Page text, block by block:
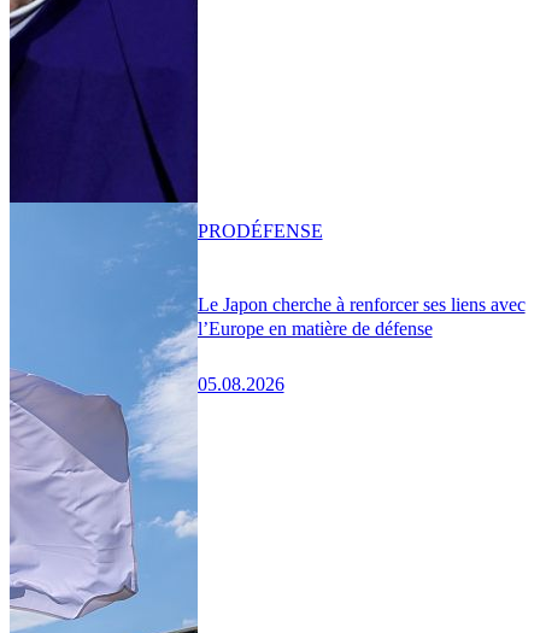
Le Japon cherche à renforcer ses liens avec
l’Europe en matière de défense
05.08.2026
PRODÉFENSE